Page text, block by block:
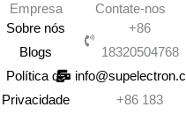
Empresa
Sobre nós
Blogs
Política de
Privacidade
Contate-nos
+86
18320504768
+86 183